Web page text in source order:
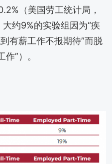
（美国劳工统计局，
约9%的实验组因为“疾
有薪工作不报期待”而脱
”）。